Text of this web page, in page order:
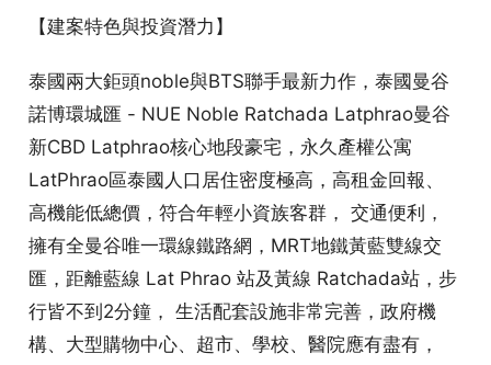
【建案特色與投資潛力】
泰國兩大鉅頭noble與BTS聯手最新力作，泰國曼谷
諾博環城匯 - NUE Noble Ratchada Latphrao曼谷
新CBD Latphrao核心地段豪宅，永久產權公寓
LatPhrao區泰國人口居住密度極高，高租金回報、
高機能低總價，符合年輕小資族客群， 交通便利，
擁有全曼谷唯一環線鐵路網，MRT地鐵黃藍雙線交
匯，距離藍線 Lat Phrao 站及黃線 Ratchada站，步
行皆不到2分鐘， 生活配套設施非常完善，政府機
構、大型購物中心、超市、學校、醫院應有盡有，